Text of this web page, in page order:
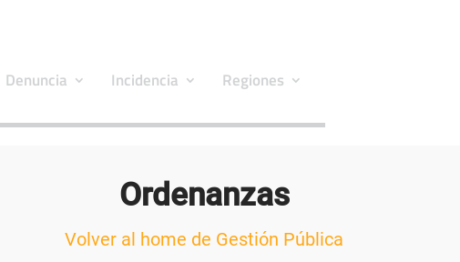
Denuncia Incidencia Regiones
Ordenanzas
Volver al home de Gestión Pública